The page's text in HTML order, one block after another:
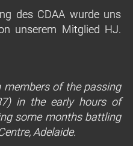
des CDAA wurde uns
unserem Mitglied HJ.
of the passing
in the early hours of
some months battling
Adelaide.